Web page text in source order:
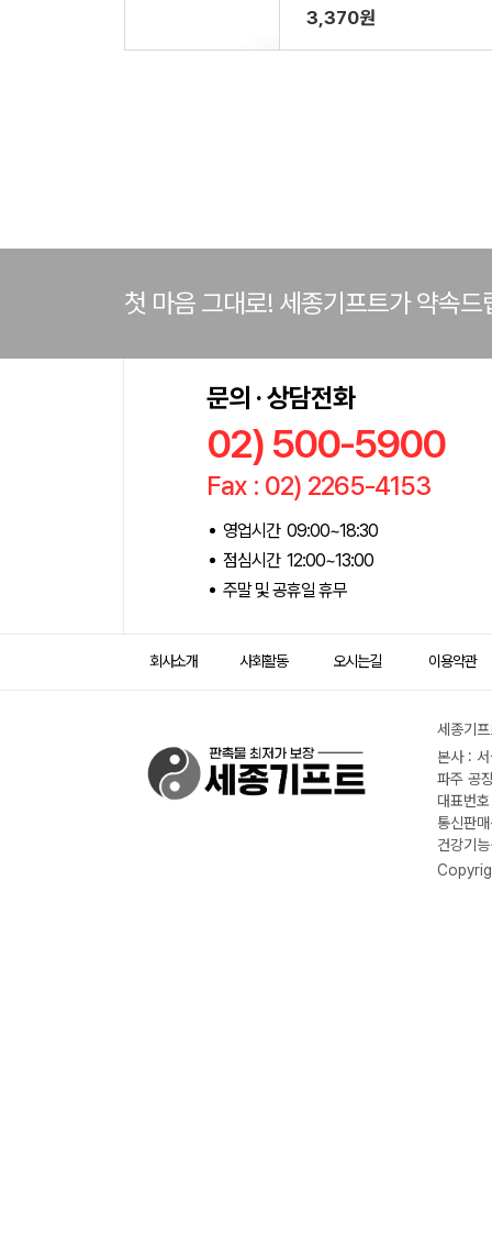
3,370원
첫 마음 그대로! 세종기프트가 약속드
문의 · 상담전화
02) 500-5900
Fax : 02) 2265-4153
영업시간 09:00~18:30
점심시간 12:00~13:00
주말 및 공휴일 휴무
회사소개 사회활동 오시는길 이용약관
세종기
본사 :
파주 공
대표번
통신판
건강기